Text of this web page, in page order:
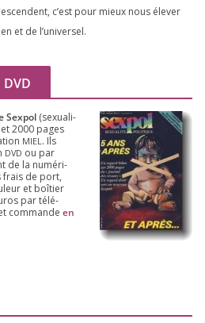
c’est pour mieux nous éle­ver
et de l’universel.
DVD
Sex­pol (sexua­li­
2000 pages
MIEL. Ils
DVD ou par
de la numé­ri­
frais de port,
et boî­tier
par télé­
com­mande en